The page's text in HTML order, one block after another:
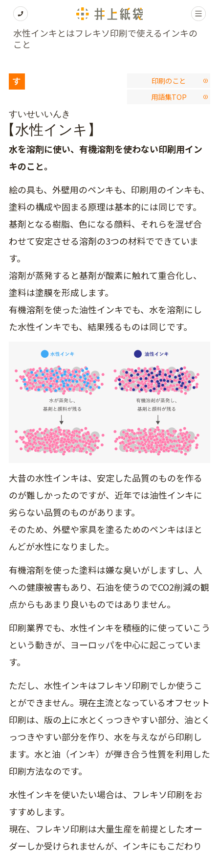
水性インキとはフレキソ印刷で使えるインキの
こと
す
すいせいいんき
【水性インキ】
印刷のこと
用語集TOP
水を溶剤に使い、有機溶剤を使わない印刷用イン
キのこと。
絵の具も、外壁用のペンキも、印刷用のインキも、
塗料の構成や固まる原理は基本的には同じです。
基剤となる樹脂、色になる顔料、それらを混ぜ合
わせて安定させる溶剤の3つの材料でできていま
す。
溶剤が蒸発すると基剤が酸素に触れて重合化し、
塗料は塗膜を形成します。
有機溶剤を使った油性インキでも、水を溶剤にし
た水性インキでも、結果残るものは同じです。
大昔の水性インキは、安定した品質のものを作る
のが難しかったのですが、近年では油性インキに
劣らない品質のものがあります。
そのため、外壁や家具を塗るためのペンキはほと
んどが水性になりました。
有機溶剤を使った塗料は嫌な臭いがしますし、人
への健康被害もあり、石油を使うのでCO2削減の観
点からもあまり良いものではありません。
印刷業界でも、水性インキを積極的に使っていこう
という動きが、ヨーロッパを中心に起こっていま
す。
ただし、水性インキはフレキソ印刷でしか使うこ
とができません。現在主流となっているオフセット
印刷は、版の上に水とくっつきやすい部分、油とく
っつきやすい部分を作り、水を与えながら印刷し
ます。水と油（インキ）が弾き合う性質を利用した
印刷方法なのです。
水性インキを使いたい場合は、フレキソ印刷をお
すすめします。
現在、フレキソ印刷は大量生産を前提としたオー
ダーしか受けられませんが、インキにもこだわり